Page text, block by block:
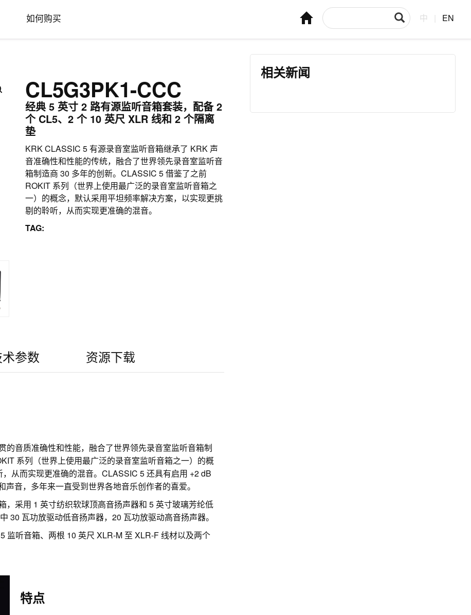
如何购买 中 EN
CL5G3PK1-CCC
经典 5 英寸 2 路有源监听音箱套装，配备 2
个 CL5、2 个 10 英尺 XLR 线和 2 个隔离
垫
KRK CLASSIC 5 有源录音室监听音箱继承了 KRK 声
音准确性和性能的传统，融合了世界领先录音室监听音
箱制造商 30 多年的创新。CLASSIC 5 借鉴了之前
ROKIT 系列（世界上使用最广泛的录音室监听音箱之
一）的概念，默认采用平坦频率解决方案，以实现更挑
剔的聆听，从而实现更准确的混音。
TAG:
参数 资源下载
音质准确性和性能，融合了世界领先录音室监听音箱制
系列（世界上使用最广泛的录音室监听音箱之一）的概
从而实现更准确的混音。CLASSIC 5 还具有启用 +2 dB
音，多年来一直受到世界各地音乐创作者的喜爱。
采用 1 英寸纺织软球顶高音扬声器和 5 英寸玻璃芳纶低
30 瓦功放驱动低音扬声器，20 瓦功放驱动高音扬声器。
听音箱、两根 10 英尺 XLR-M 至 XLR-F 线材以及两个
特点
相关新闻